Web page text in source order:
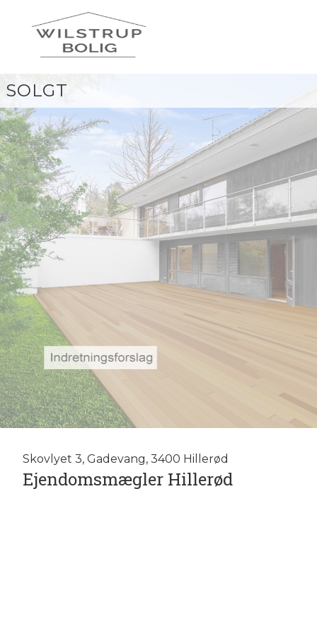
SOLGT
Skovlyet 3, Gadevang, 3400 Hillerød
Ejendomsmægler Hillerød